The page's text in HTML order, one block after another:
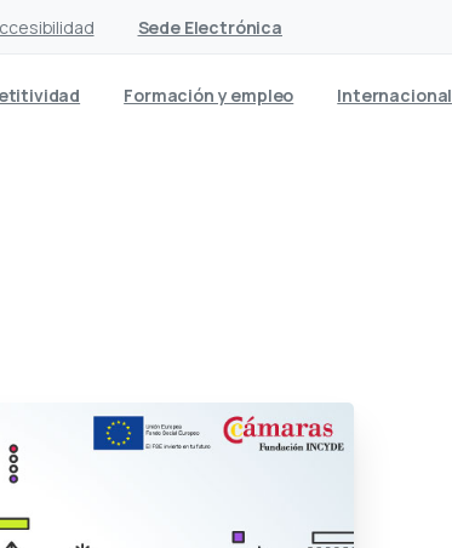
Sede Electrónica
Formación y empleo Internacional